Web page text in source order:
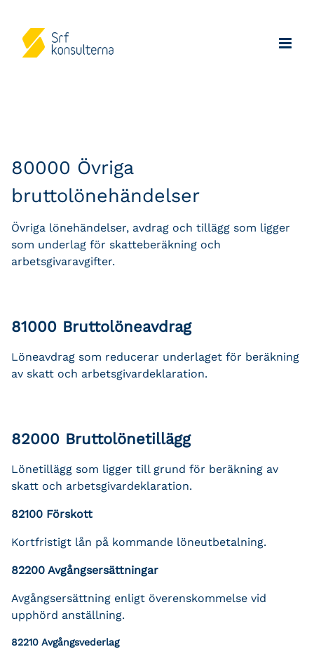
80000 Övriga
bruttolönehändelser
Övriga lönehändelser, avdrag och tillägg som ligger
som underlag för skatteberäkning och
arbetsgivaravgifter.
81000 Bruttolöneavdrag
Löneavdrag som reducerar underlaget för beräkning
av skatt och arbetsgivardeklaration.
82000 Bruttolönetillägg
Lönetillägg som ligger till grund för beräkning av
skatt och arbetsgivardeklaration.
82100 Förskott
Kortfristigt lån på kommande löneutbetalning.
82200 Avgångsersättningar
Avgångsersättning enligt överenskommelse vid
upphörd anställning.
82210 Avgångsvederlag